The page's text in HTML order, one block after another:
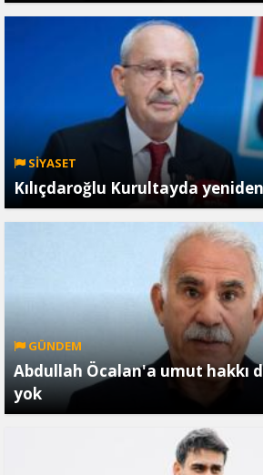
SİYASET
Kılıçdaroğlu Kurultayda
GÜNDEM
Abdullah Öcalan'a umut hakkı
yok